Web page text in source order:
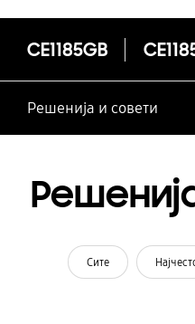
CE1185GB
Решенија и совети
Сите